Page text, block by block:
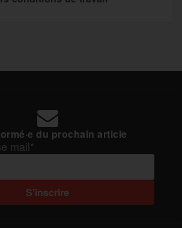
du prochain article
mail*